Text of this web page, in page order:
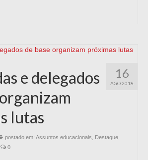
16
AGO 2018
e delegados
lutas
postado em: Assuntos educacionais Destaque
0